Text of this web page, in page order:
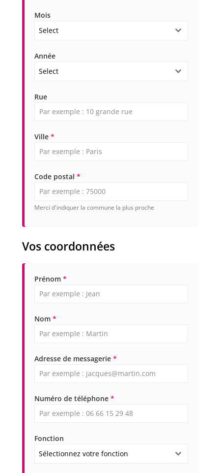
Mois
Select
Année
Select
Rue
Ville *
Code postal *
Merci d'indiquer la commune la plus proche
Vos coordonnées
Prénom *
Nom *
Adresse de messagerie *
Numéro de téléphone *
Fonction
Sélectionnez votre fonction